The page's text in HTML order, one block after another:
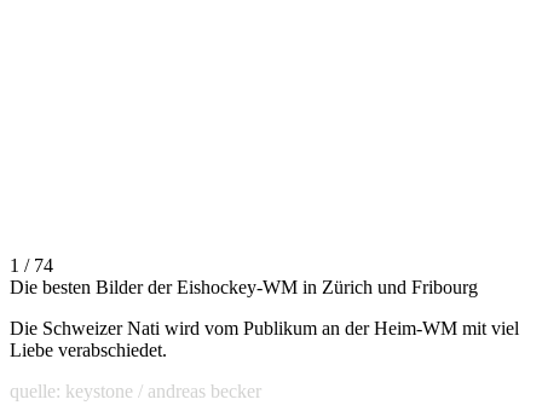
1 / 74
Die besten Bilder der Eishockey-WM in Zürich und Fribourg
Die Schweizer Nati wird vom Publikum an der Heim-WM mit viel
Liebe verabschiedet.
quelle: keystone / andreas becker